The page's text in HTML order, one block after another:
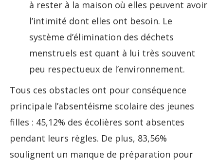
à rester à la maison où elles peuvent avoir
l’intimité dont elles ont besoin. Le
système d’élimination des déchets
menstruels est quant à lui très souvent
peu respectueux de l’environnement.
Tous ces obstacles ont pour conséquence
principale l’absentéisme scolaire des jeunes
filles : 45,12% des écolières sont absentes
pendant leurs règles. De plus, 83,56%
soulignent un manque de préparation pour